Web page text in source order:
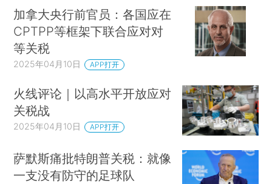
加拿大央行前官员：各国应在
CPTPP等框架下联合应对对
等关税
2025年04月10日 APP打开
火线评论｜以高水平开放应对
关税战
2025年04月10日 APP打开
萨默斯痛批特朗普关税：就像
一支没有防守的足球队